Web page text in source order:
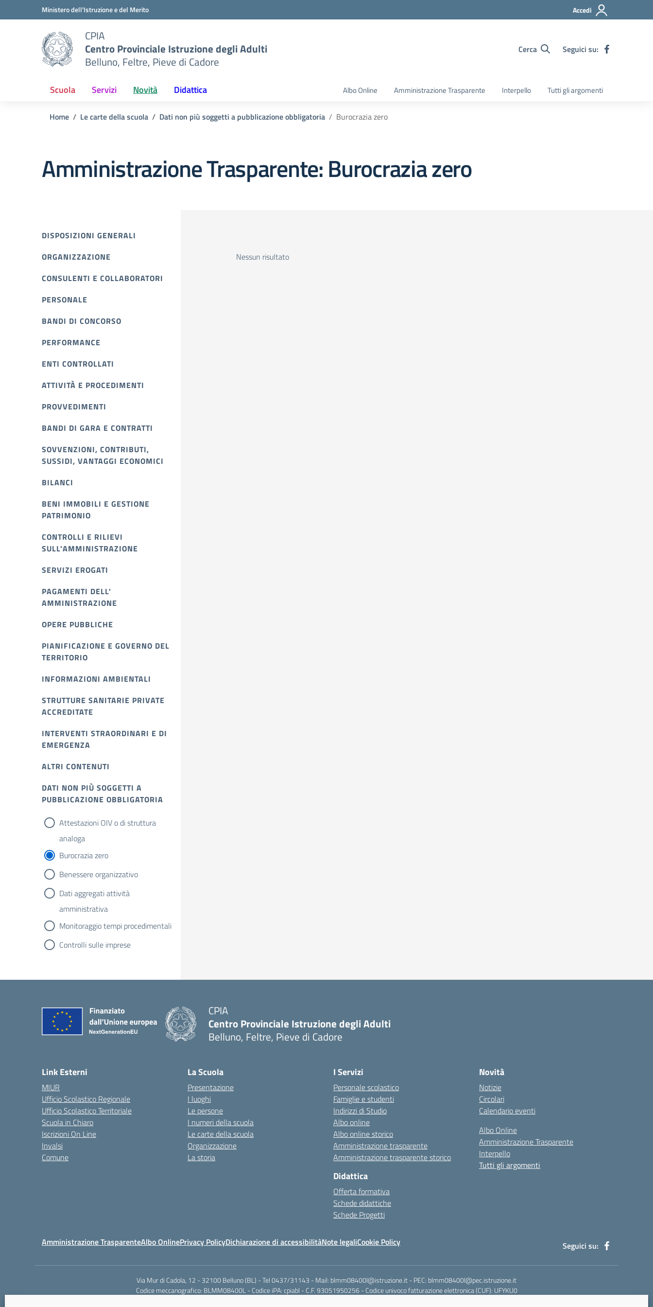
Vai ai contenuti
Vai al menu di navigazioneMinistero dell'Istruzione e del Merito Accedi
CPIA
Centro Provinciale Istruzione degli Adulti
Belluno, Feltre, Pieve di Cadore
Cerca Seguici su:
Scuola Servizi Novità Didattica Albo Online Amministrazione Trasparente Interpello Tutti gli argomenti
Home Le carte della scuola Dati non più soggetti a pubblicazione obbligatoria Burocrazia zero
Amministrazione Trasparente:Burocrazia zero
DISPOSIZIONI GENERALI
ORGANIZZAZIONE
CONSULENTI E COLLABORATORI
PERSONALE
BANDI DI CONCORSO
PERFORMANCE
ENTI CONTROLLATI
ATTIVITÀ E PROCEDIMENTI
PROVVEDIMENTI
BANDI DI GARA E CONTRATTI
SOVVENZIONI, CONTRIBUTI,
SUSSIDI, VANTAGGI ECONOMICI
BILANCI
BENI IMMOBILI E GESTIONE
PATRIMONIO
CONTROLLI E RILIEVI
SULL'AMMINISTRAZIONE
SERVIZI EROGATI
PAGAMENTI DELL'
AMMINISTRAZIONE
OPERE PUBBLICHE
PIANIFICAZIONE E GOVERNO DEL
TERRITORIO
INFORMAZIONI AMBIENTALI
STRUTTURE SANITARIE PRIVATE
ACCREDITATE
INTERVENTI STRAORDINARI E DI
EMERGENZA
ALTRI CONTENUTI
DATI NON PIÙ SOGGETTI A
PUBBLICAZIONE OBBLIGATORIA
Attestazioni OIV o di struttura
analoga
Burocrazia zero
Benessere organizzativo
Dati aggregati attività
amministrativa
Monitoraggio tempi procedimentali
Controlli sulle imprese
Nessun risultato
CPIA
Centro Provinciale Istruzione degli Adulti
Belluno, Feltre, Pieve di Cadore
Link Esterni
MIUR
Ufficio Scolastico Regionale
Ufficio Scolastico Territoriale
Scuola in Chiaro
Iscrizioni On Line
Invalsi
Comune
La Scuola
Presentazione
I luoghi
Le persone
I numeri della scuola
Le carte della scuola
Organizzazione
La storia
I Servizi
Personale scolastico
Famiglie e studenti
Indirizzi di Studio
Albo online
Albo online storico
Amministrazione trasparente
Amministrazione trasparente storico
Didattica
Offerta formativa
Schede didattiche
Schede Progetti
Novità
Notizie
Circolari
Calendario eventi
Albo Online
Amministrazione Trasparente
Interpello
Tutti gli argomenti
Amministrazione TrasparenteAlbo OnlinePrivacy PolicyDichiarazione di accessibilitàNote legaliCookie Policy Seguici su:
Via Mur di Cadola, 12 - 32100 Belluno (BL) - Tel 0437/31143 - Mail: blmm08400l@istruzione.it - PEC: blmm08400l@pec.istruzione.it
Codice meccanografico: BLMM08400L - Codice iPA: cpiabl - C.F. 93051950256 - Codice univoco fatturazione elettronica (CUF): UFYKU0